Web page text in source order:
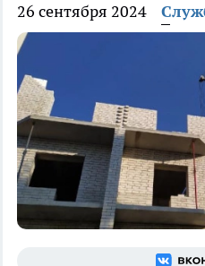
26 сентября 2024